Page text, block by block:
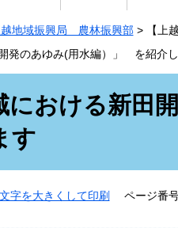
越地域振興局 農林振興部 >
【上
発のあゆみ(用水編）」 を紹介
における新田
す
文字を大きくして印刷 ページ番